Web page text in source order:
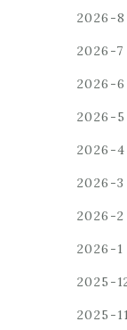
2026-8
2026-7
2026-6
2026-5
2026-4
2026-3
2026-2
2026-1
2025-
2025-